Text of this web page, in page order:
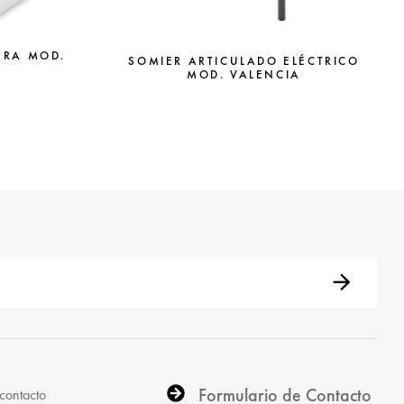
MOD.
SOMIER ARTICULADO ELÉCTRICO
MOD. VALENCIA
Formulario de Contacto